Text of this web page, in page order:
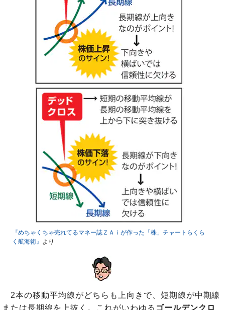
『めちゃくちゃ売れてるマネー誌ＺＡｉが作った「株」チャートらくら
く航海術』
より
2本の移動平均線がどちらも上向きで、短期線が中期線
または長期線を上抜く。これがいわゆる ゴールデンクロ